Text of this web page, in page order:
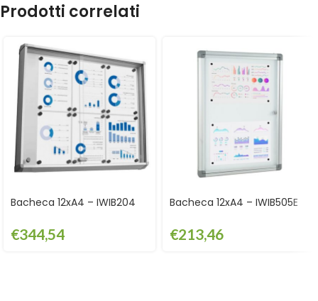
Prodotti correlati
Bacheca 12xA4 – IWIB204
€344,54
Bacheca 12xA4 – IWIB505E
€213,46